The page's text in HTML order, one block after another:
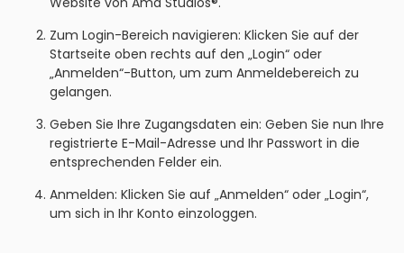
Zum Login-Bereich navigieren: Klicken Sie auf der
Startseite oben rechts auf den „Login“ oder
„Anmelden“-Button, um zum Anmeldebereich zu
gelangen.
Geben Sie Ihre Zugangsdaten ein: Geben Sie nun Ihre
registrierte E-Mail-Adresse und Ihr Passwort in die
entsprechenden Felder ein.
Anmelden: Klicken Sie auf „Anmelden“ oder „Login“,
um sich in Ihr Konto einzologgen.